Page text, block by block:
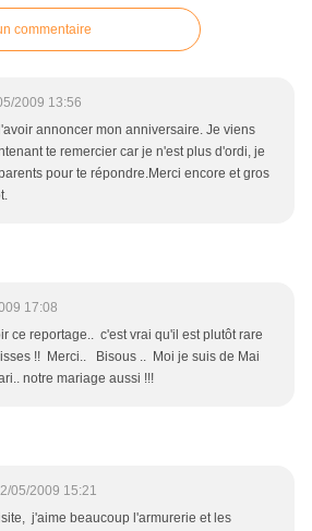
commentaire
2009 13:56
annoncer mon anniversaire. Je viens
te remercier car je n'est plus d'ordi, je
pour te répondre.Merci encore et gros
17:08
ce reportage.. c'est vrai qu'il est plutôt rare
!! Merci.. Bisous .. Moi je suis de Mai
notre mariage aussi !!!
05/2009 15:21
j'aime beaucoup l'armurerie et les